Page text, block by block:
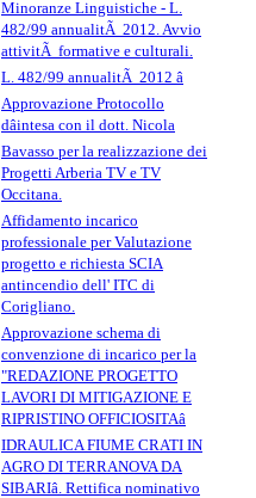
Minoranze Linguistiche - L.
482/99 annualitÃ 2012. Avvio
attivitÃ formative e culturali.
L. 482/99 annualitÃ 2012 â
Approvazione Protocollo
dâintesa con il dott. Nicola
Bavasso per la realizzazione dei
Progetti Arberia TV e TV
Occitana.
Affidamento incarico
professionale per Valutazione
progetto e richiesta SCIA
antincendio dell' ITC di
Corigliano.
Approvazione schema di
convenzione di incarico per la
"REDAZIONE PROGETTO
LAVORI DI MITIGAZIONE E
RIPRISTINO OFFICIOSITAâ
IDRAULICA FIUME CRATI IN
AGRO DI TERRANOVA DA
SIBARIâ. Rettifica nominativo